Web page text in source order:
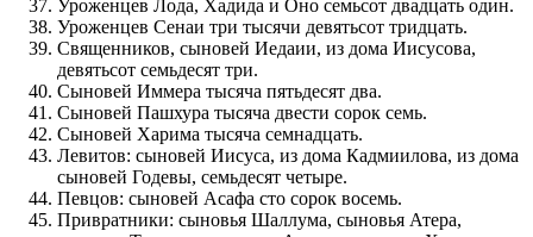
Уроженцев Лода, Хадида и Оно семьсот двадцать один.
Уроженцев Сенаи три тысячи девятьсот тридцать.
Священников, сыновей Иедаии, из дома Иисусова,
девятьсот семьдесят три.
Сыновей Иммера тысяча пятьдесят два.
Сыновей Пашхура тысяча двести сорок семь.
Сыновей Харима тысяча семнадцать.
Левитов: сыновей Иисуса, из дома Кадмиилова, из дома
сыновей Годевы, семьдесят четыре.
Певцов: сыновей Асафа сто сорок восемь.
Привратники: сыновья Шаллума, сыновья Атера,